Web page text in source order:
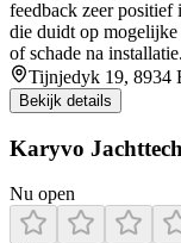
feedback zeer positief
die duidt op mogelijke
of schade na installatie.
Tijnjedyk 19, 8934
Bekijk details
Karyvo
Nu open